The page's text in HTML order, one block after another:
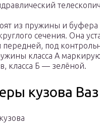
из пружины и
сечения. Она
под
класса А
класса Б — зелёной.
кузова